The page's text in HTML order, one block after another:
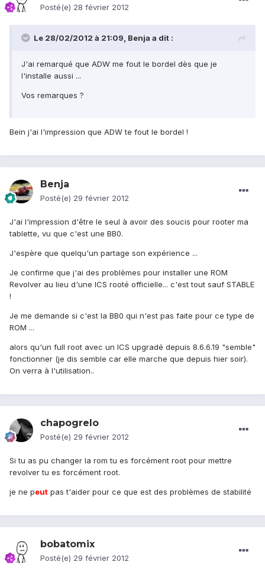
Posté(e) 28 février 2012
Le 28/02/2012 à 21:09, Benja a dit :
J'ai remarqué que ADW me fout le bordel dès que je
l'installe aussi ...
Vos remarques ?
Bein j'ai l'impression que ADW te fout le bordel !
Benja
Posté(e) 29 février 2012
J'ai l'impression d'être le seul à avoir des soucis pour rooter ma
tablette, vu que c'est une BB0.
J'espère que quelqu'un partage son expérience ...
Je confirme que j'ai des problèmes pour installer une ROM
Revolver au lieu d'une ICS rooté officielle... c'est tout sauf STABLE
!
Je me demande si c'est la BB0 qui n'est pas faite pour ce type de
ROM ...
alors qu'un full root avec un ICS upgradé depuis 8.6.6.19 "semble"
fonctionner (je dis semble car elle marche que depuis hier soir).
On verra à l'utilisation..
chapogrelo
Posté(e) 29 février 2012
Si tu as pu changer la rom tu es forcément root pour mettre
revolver tu es forcément root.
je ne peut pas t'aider pour ce que est des problèmes de stabilité
bobatomix
Posté(e) 29 février 2012